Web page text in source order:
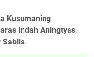
Kusumaning
Indah Aningtyas,
Sabila.